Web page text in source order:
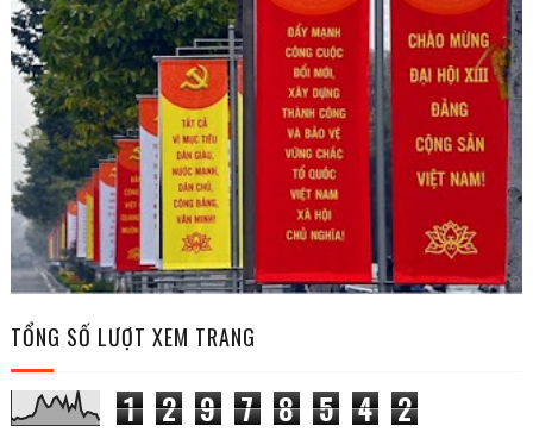
TỔNG SỐ LƯỢT XEM TRANG
1 2 9 7 8 5 4 2